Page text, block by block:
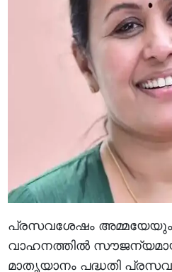
പ്രസവശേഷം
വാഹനത്തില്‍ സൗജന്യമായി
മാതൃയാനം പദ്ധതി